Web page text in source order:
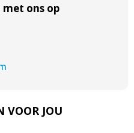
ons op
VOOR JOU